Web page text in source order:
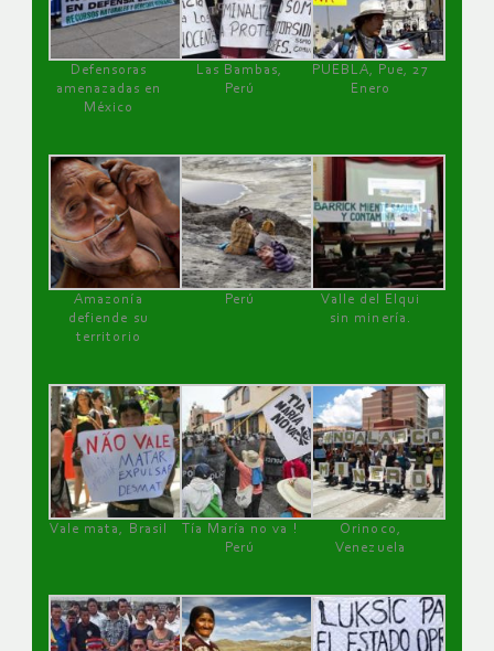
Defensoras
amenazadas en
México
Las Bambas,
Perú
PUEBLA, Pue, 27
Enero
Amazonía
defiende su
territorio
Perú
Valle del Elqui
sin minería.
Vale mata, Brasil
Tía María no va !
Perú
Orinoco,
Venezuela